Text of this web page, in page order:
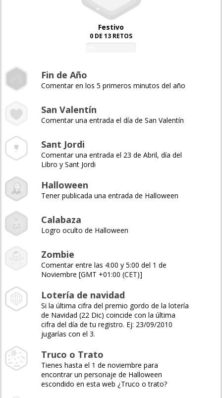
Festivo
0 DE 13 RETOS
Fin de Año
Comentar en los 5 primeros minutos del año
San Valentín
Comentar una entrada el día de San Valentín
Sant Jordi
Comentar una entrada el 23 de Abril, día del
Libro y Sant Jordi
Halloween
Tener publicada una entrada de Halloween
Calabaza
Logro oculto de Halloween
Zombie
Comentar entre las 4:00 y 5:00 del 1 de
Noviembre [GMT +01:00 (CET)]
Lotería de navidad
Si la última cifra del premio gordo de la lotería
de Navidad (22 Dic) coincide con la última
cifra del día de tu registro. Ej: 23/09/2010
jugarías con el 3.
Truco o Trato
Tienes hasta el 1 de noviembre para
encontrar un personaje de Halloween
escondido en esta web ¿Truco o trato?